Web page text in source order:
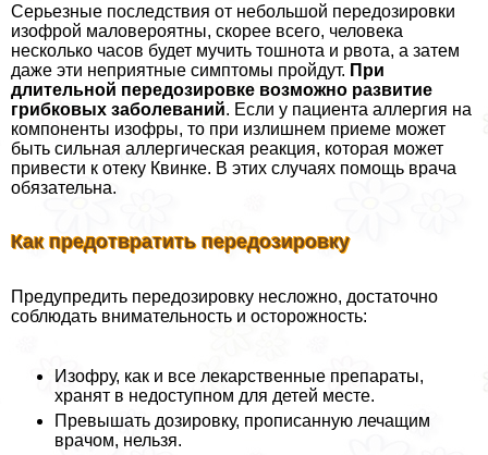
Серьезные последствия от небольшой передозировки
изофрой маловероятны, скорее всего, человека
несколько часов будет мучить тошнота и рвота, а затем
даже эти неприятные симптомы пройдут. При
длительной передозировке возможно развитие
грибковых заболеваний. Если у пациента аллергия на
компоненты изофры, то при излишнем приеме может
быть сильная аллергическая реакция, которая может
привести к отеку Квинке. В этих случаях помощь врача
обязательна.
Как предотвратить передозировку
Предупредить передозировку несложно, достаточно
соблюдать внимательность и осторожность:
Изофру, как и все лекарственные препараты,
хранят в недоступном для детей месте.
Превышать дозировку, прописанную лечащим
врачом, нельзя.